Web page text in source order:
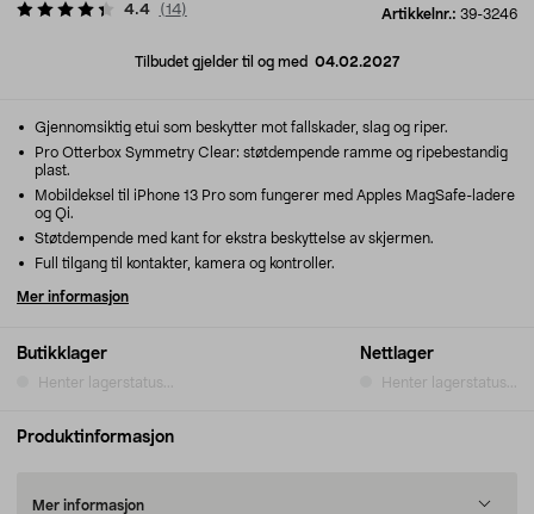
Artikkelnr.: 39-3246
4.4 (14)
Tilbudet gjelder til og med 04.02.2027
Butikklager
Henter lagerstatus...
Nettlager
Henter lagerstatus...
Gjennomsiktig etui som beskytter mot fallskader, slag og riper.
Pro Otterbox Symmetry Clear: støtdempende ramme og ripebestandig
plast.
Mobildeksel til iPhone 13 Pro som fungerer med Apples MagSafe-ladere
og Qi.
Støtdempende med kant for ekstra beskyttelse av skjermen.
Full tilgang til kontakter, kamera og kontroller.
Mer informasjon
Produktinformasjon
Mer informasjon